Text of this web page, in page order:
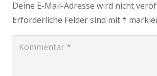
Deine E-Mail-Adresse wird nicht
Erforderliche Felder sind mit*